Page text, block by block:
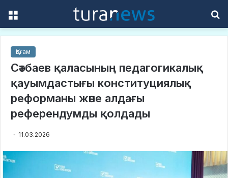
Қоғам
Сәтбаев қаласының педагогикалық
қауымдастығы конституциялық
реформаны және алдағы
референдумды қолдады
11.03.2026